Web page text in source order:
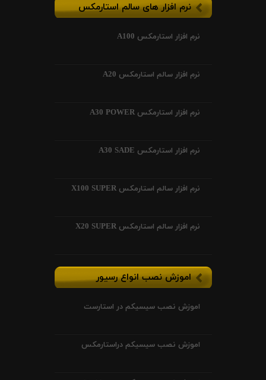
نرم افزار های سالم استارمکس
نرم افزار استارمکس A100
نرم افزار سالم استارمکس A20
نرم افزار استارمکس A30 POWER
نرم افزار استارمکس A30 SADE
نرم افزار سالم استارمکس X100 SUPER
نرم افزار سالم استارمکس X20 SUPER
اموزش نصب انواع رسیور
اموزش نصب سیسیکم در استارست
اموزش نصب سیسیکم دراستارمکس